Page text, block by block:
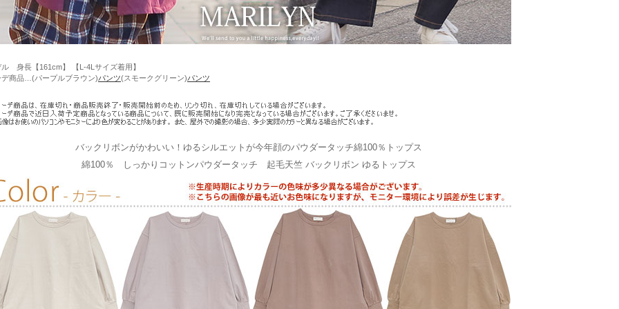
ル 身長【161cm】 【L-4Lサイズ着用】
デ商品…(パープルブラウン)パンツ(スモークグリーン)パンツ
バックリボンがかわいい！ゆるシルエットが今年顔のパウダータッチ綿100％トップス
綿100％ しっかりコットンパウダータッチ 起毛天竺 バックリボン ゆるトップス